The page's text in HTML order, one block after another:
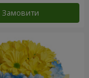
Замовити